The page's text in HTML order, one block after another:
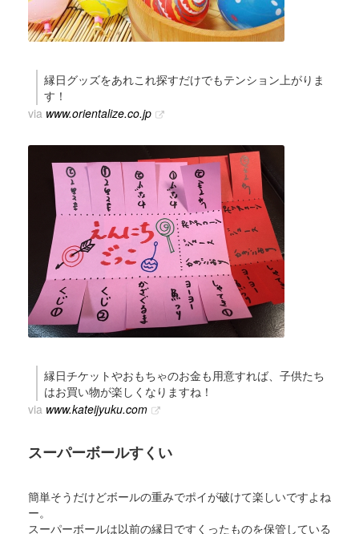
縁日グッズをあれこれ探すだけでもテンション上がりま
す！
via www.orientalize.co.jp
縁日チケットやおもちゃのお金も用意すれば、子供たち
はお買い物が楽しくなりますね！
via www.kateijyuku.com
スーパーボールすくい
簡単そうだけどボールの重みでポイが破けて楽しいですよね
ー。
スーパーボールは以前の縁日ですくったものを保管している